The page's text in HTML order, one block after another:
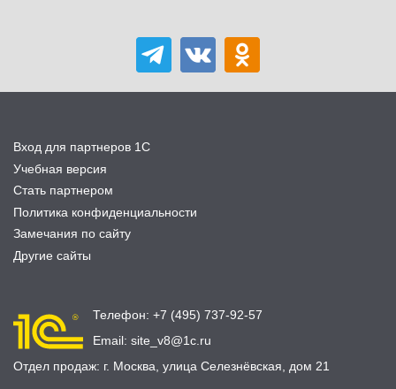
Вход для партнеров 1С
Учебная версия
Стать партнером
Политика конфиденциальности
Замечания по сайту
Другие сайты
Телефон: +7 (495) 737-92-57
Email: site_v8@1c.ru
Отдел продаж: г. Москва, улица Селезнёвская, дом 21